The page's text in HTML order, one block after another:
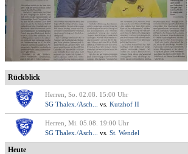
Rückblick
Herren, So. 02.08. 15:00 Uhr
SG Thalex./Asch...
vs. Kutzhof II
Herren, Mi. 05.08. 19:00 Uhr
SG Thalex./Asch...
vs. St. Wendel
Heute